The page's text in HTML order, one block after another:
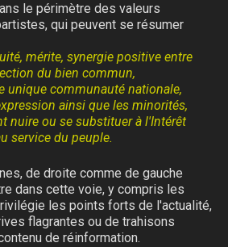
le périmètre des valeurs
qui peuvent se résumer
mérite, synergie positive entre
du bien commun,
unique communauté nationale,
ainsi que les minorités,
nuire ou se substituer à l'Intérêt
service du peuple.
de droite comme de gauche
dans cette voie, y compris les
les points forts de l'actualité,
flagrantes ou de trahisons
de réinformation.